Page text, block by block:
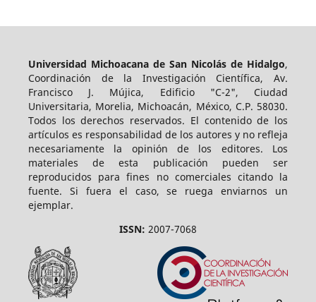
Universidad Michoacana de San Nicolás de Hidalgo,
Coordinación de la Investigación Científica, Av.
Francisco J. Mújica, Edificio "C-2", Ciudad
Universitaria, Morelia, Michoacán, México, C.P. 58030.
Todos los derechos reservados. El contenido de los
artículos es responsabilidad de los autores y no refleja
necesariamente la opinión de los editores. Los
materiales de esta publicación pueden ser
reproducidos para fines no comerciales citando la
fuente. Si fuera el caso, se ruega enviarnos un
ejemplar.
ISSN: 2007-7068